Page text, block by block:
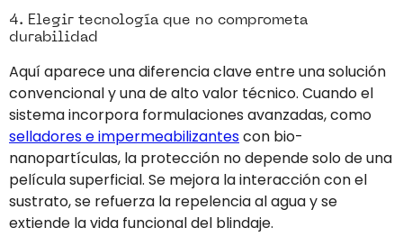
4. Elegir tecnología que no comprometa
durabilidad
Aquí aparece una diferencia clave entre una solución
convencional y una de alto valor técnico. Cuando el
sistema incorpora formulaciones avanzadas, como
selladores e impermeabilizantescon bio-
nanopartículas, la protección no depende solo de una
película superficial. Se mejora la interacción con el
sustrato, se refuerza la repelencia al agua y se
extiende la vida funcional del blindaje.